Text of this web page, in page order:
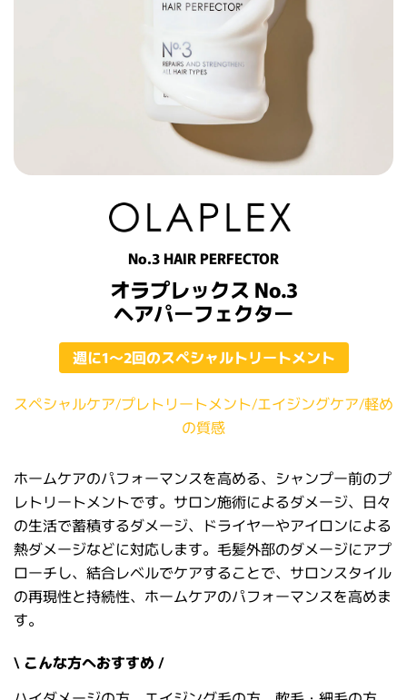
No.3 HAIR PERFECTOR
オラプレックス No.3
ヘアパーフェクター
週に1〜2回のスペシャルトリートメント
スペシャルケア/プレトリートメント/エイジングケア/軽め
の質感
ホームケアのパフォーマンスを高める、シャンプー前のプ
レトリートメントです。サロン施術によるダメージ、日々
の生活で蓄積するダメージ、ドライヤーやアイロンによる
熱ダメージなどに対応します。毛髪外部のダメージにアプ
ローチし、結合レベルでケアすることで、サロンスタイル
の再現性と持続性、ホームケアのパフォーマンスを高めま
す。
\ こんな方へおすすめ /